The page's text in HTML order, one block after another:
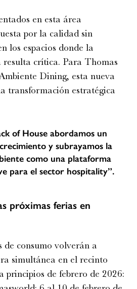
en esta área
por la calidad sin
los espacios donde la
resulta crítica. Para Thomas
Dining, esta nueva
transformación estratégica
of House abordamos un
y subrayamos la
como una plataforma
para el sector hospitality”.
próximas ferias en
de consumo volverán a
simultánea en el recinto
principios de febrero de 2026: